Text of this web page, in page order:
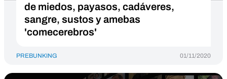
de miedos, payasos, cadáveres,
sangre, sustos y amebas
'comecerebros'
PREBUNKING 01/11/2020